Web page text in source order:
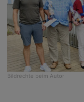
Bildrechte beim Autor